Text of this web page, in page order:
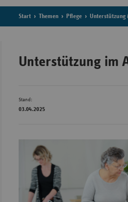
Start Themen Pflege Unterstützung
Unterstützung im
Stand:
03.04.2025